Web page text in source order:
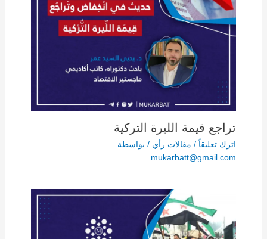
تراجع قيمة الليرة التركية
اترك تعليقاً / مقالات رأي / بواسطة
mukarbatt@gmail.com